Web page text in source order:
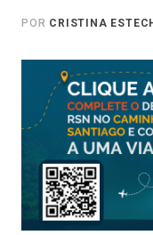
POR CRISTINA